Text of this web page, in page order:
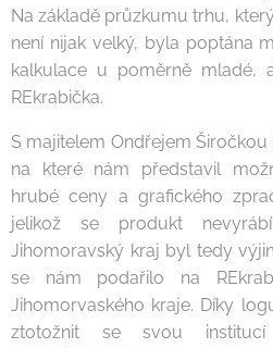
Na základě průzkumu trhu,
není nijak velký, byla poptána
kalkulace u poměrně mladé,
REkrabička.
S majitelem Ondřejem
na které nám představil
hrubé ceny a grafického
jelikož se produkt
Jihomoravský kraj byl tedy
se nám podařilo na
Jihomorvaského kraje. Díky
ztotožnit se svou